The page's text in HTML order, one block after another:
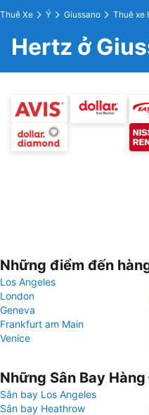
Thuê Xe Ý Giussano Thuê xe
Hertz ở
Những điểm đến
Los Angeles
London
Geneva
Frankfurt am Main
Venice
Những Sân Bay
Sân bay Los Angeles
Sân bay Heathrow